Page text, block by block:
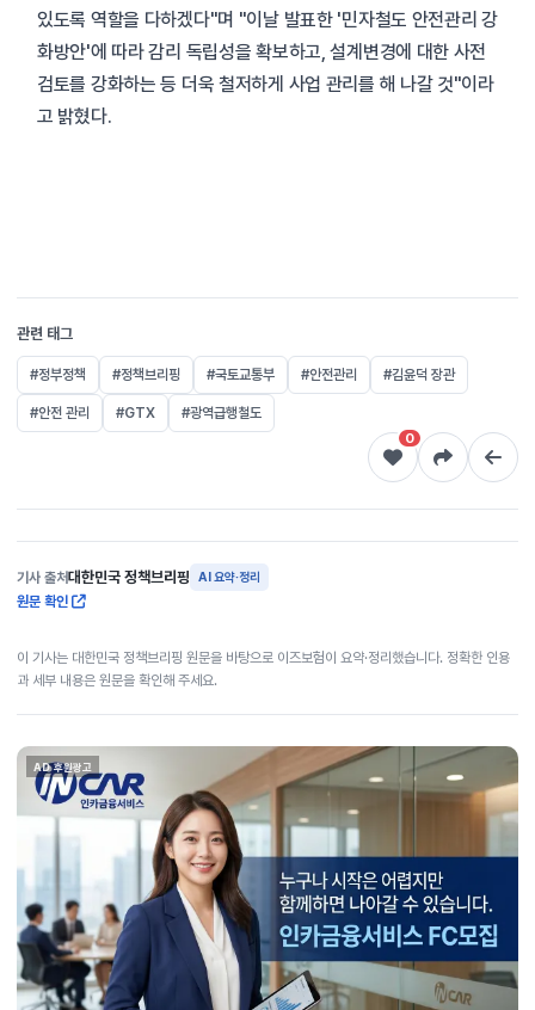
있도록 역할을 다하겠다"며 "이날 발표한 '민자철도 안전관리 강
화방안'에 따라 감리 독립성을 확보하고, 설계변경에 대한 사전
검토를 강화하는 등 더욱 철저하게 사업 관리를 해 나갈 것"이라
고 밝혔다.
관련 태그
#정부정책 #정책브리핑 #국토교통부 #안전관리 #김윤덕 장관
#안전 관리 #GTX
#광역급행철도
0
기사 출처대한민국 정책브리핑 AI 요약·정리
원문 확인
이 기사는 대한민국 정책브리핑 원문을 바탕으로 이즈보험이 요약·정리했습니다. 정확한 인용
과 세부 내용은 원문을 확인해 주세요.
AD 후원광고